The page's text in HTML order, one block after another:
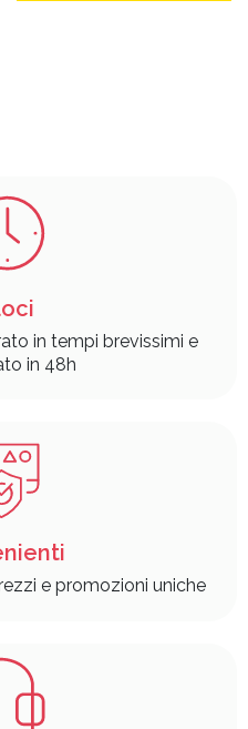
in tempi brevissimi e
in 48h
e promozioni uniche